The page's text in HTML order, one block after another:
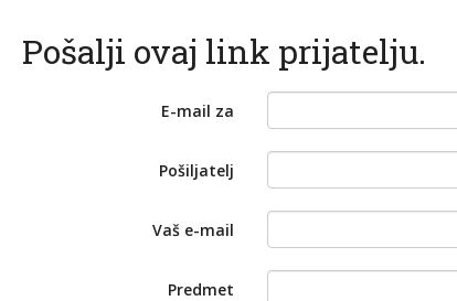
Pošalji ovaj link prijatelju.
E-mail za
Pošiljatelj
Vaš e-mail
Predmet